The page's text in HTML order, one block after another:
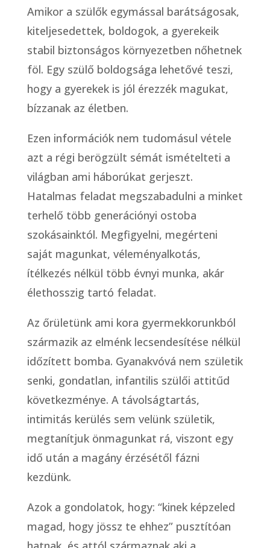
Amikor a szülők egymással barátságosak,
kiteljesedettek, boldogok, a gyerekeik
stabil biztonságos környezetben nőhetnek
föl. Egy szülő boldogsága lehetővé teszi,
hogy a gyerekek is jól érezzék magukat,
bízzanak az életben.
Ezen információk nem tudomásul vétele
azt a régi berögzült sémát ismételteti a
világban ami háborúkat gerjeszt.
Hatalmas feladat megszabadulni a minket
terhelő több generációnyi ostoba
szokásainktól. Megfigyelni, megérteni
saját magunkat, véleményalkotás,
ítélkezés nélkül több évnyi munka, akár
élethosszig tartó feladat.
Az őrületünk ami kora gyermekkorunkból
származik az elménk lecsendesítése nélkül
időzített bomba. Gyanakvóvá nem születik
senki, gondatlan, infantilis szülői attitűd
következménye. A távolságtartás,
intimitás kerülés sem velünk születik,
megtanítjuk önmagunkat rá, viszont egy
idő után a magány érzésétől fázni
kezdünk.
Azok a gondolatok, hogy: “kinek képzeled
magad, hogy jössz te ehhez” pusztítóan